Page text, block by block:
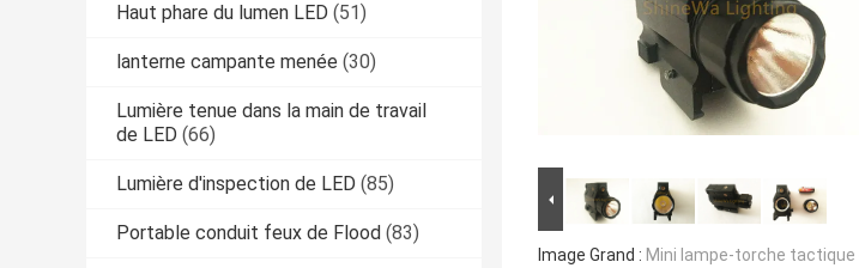
Haut phare du lumen LED (51)
lanterne campante menée (30)
Lumière tenue dans la main de travail
de LED (66)
Lumière d'inspection de LED (85)
Portable conduit feux de Flood (83)
Image Grand : Mini lampe-torche tactique